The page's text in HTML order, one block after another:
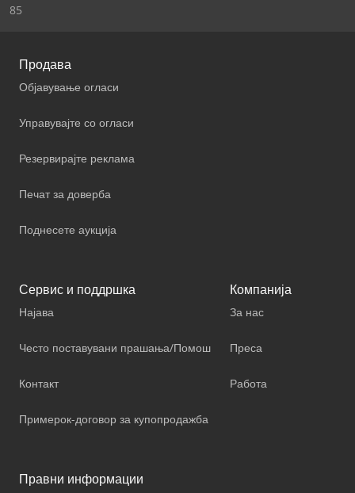
85
Продава
Објавување огласи
Управувајте со огласи
Резервирајте реклама
Печат за доверба
Поднесете аукција
Сервис и поддршка
Најава
Често поставувани прашања/Помош
Контакт
Примерок-договор за купопродажба
Компанија
За нас
Преса
Работа
Правни информации